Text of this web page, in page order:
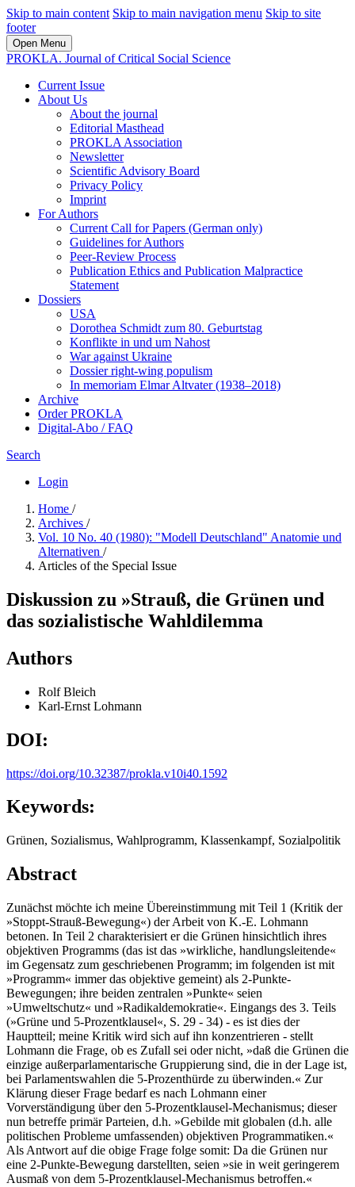
Skip to main content Skip to main navigation menu Skip to site
footer
Open Menu
PROKLA. Journal of Critical Social Science
Current Issue
About Us
About the journal
Editorial Masthead
PROKLA Association
Newsletter
Scientific Advisory Board
Privacy Policy
Imprint
For Authors
Current Call for Papers (German only)
Guidelines for Authors
Peer-Review Process
Publication Ethics and Publication Malpractice
Statement
Dossiers
USA
Dorothea Schmidt zum 80. Geburtstag
Konflikte in und um Nahost
War against Ukraine
Dossier right-wing populism
In me­mo­ri­am Elmar Altvater (1938–2018)
Archive
Order PROKLA
Digital-Abo / FAQ
Search
Login
Home /
Archives /
Vol. 10 No. 40 (1980): "Modell Deutschland" Anatomie und
Alternativen /
Articles of the Special Issue
Diskussion zu »Strauß, die Grünen und
das sozialistische Wahldilemma
Authors
Rolf Bleich
Karl-Ernst Lohmann
DOI:
https://doi.org/10.32387/prokla.v10i40.1592
Keywords:
Grünen, Sozialismus, Wahlprogramm, Klassenkampf, Sozialpolitik
Abstract
Zunächst möchte ich meine Übereinstimmung mit Teil 1 (Kritik der
»Stoppt-Strauß-Bewegung«) der Arbeit von K.-E. Lohmann
betonen. In Teil 2 charakterisiert er die Grünen hinsichtlich ihres
objektiven Programms (das ist das »wirkliche, handlungsleitende«
im Gegensatz zum geschriebenen Programm; im folgenden ist mit
»Programm« immer das objektive gemeint) als 2-Punkte-
Bewegungen; ihre beiden zentralen »Punkte« seien
»Umweltschutz« und »Radikaldemokratie«. Eingangs des 3. Teils
(»Grüne und 5-Prozentklausel«, S. 29 - 34) - es ist dies der
Hauptteil; meine Kritik wird sich auf ihn konzentrieren - stellt
Lohmann die Frage, ob es Zufall sei oder nicht, »daß die Grünen die
einzige außerparlamentarische Gruppierung sind, die in der Lage ist,
bei Parlamentswahlen die 5-Prozenthürde zu überwinden.« Zur
Klärung dieser Frage bedarf es nach Lohmann einer
Vorverständigung über den 5-Prozentklausel-Mechanismus; dieser
nun betreffe primär Parteien, d.h. »Gebilde mit globalen (d.h. alle
politischen Probleme umfassenden) objektiven Programmatiken.«
Als Antwort auf die obige Frage folge somit: Da die Grünen nur
eine 2-Punkte-Bewegung darstellten, seien »sie in weit geringerem
Ausmaß von dem 5-Prozentklausel-Mechanismus betroffen.«